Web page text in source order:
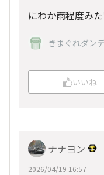
にわか雨程度み
きまぐれダン
いいね
ナナヨン
2026/04/19 16:57